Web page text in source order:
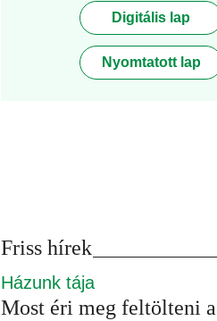
Digitális lap
Nyomtatott lap
Friss hírek
Házunk tája
Most éri meg feltölteni a